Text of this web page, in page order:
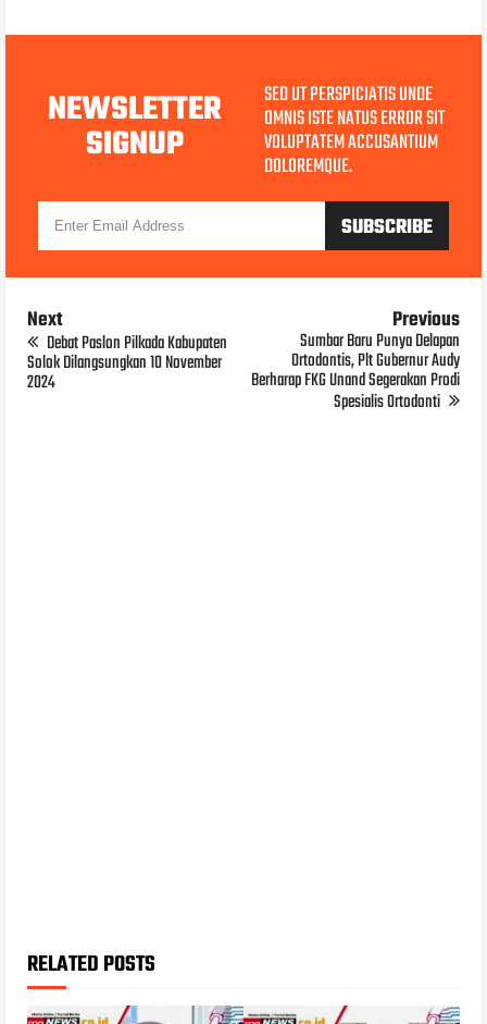
NEWSLETTER
SIGNUP
SED UT PERSPICIATIS UNDE
OMNIS ISTE NATUS ERROR SIT
VOLUPTATEM ACCUSANTIUM
DOLOREMQUE.
Next
Debat Paslon Pilkada Kabupaten
Solok Dilangsungkan 10 November
2024
Previous
Sumbar Baru Punya Delapan
Ortodontis, Plt Gubernur Audy
Berharap FKG Unand Segerakan Prodi
Spesialis Ortodonti
RELATED POSTS